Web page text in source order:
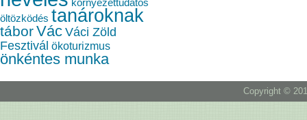
környezettudatos
öltözködés tanároknak
táborVác Váci Zöld
Fesztivál ökoturizmus
önkéntes munka
Copyright ©